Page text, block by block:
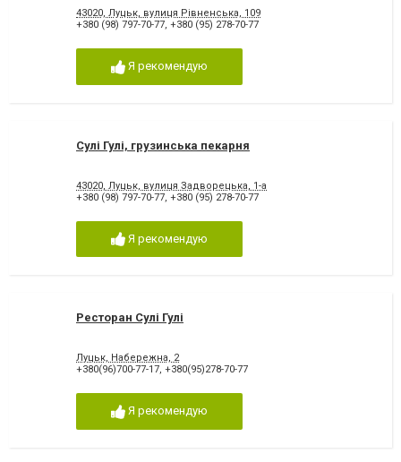
43020, Луцьк, вулиця Рівненська, 109
+380 (98) 797-70-77, +380 (95) 278-70-77
Я рекомендую
Сулі Гулі, грузинська пекарня
43020, Луцьк, вулиця Задворецька, 1-а
+380 (98) 797-70-77, +380 (95) 278-70-77
Я рекомендую
Ресторан Сулі Гулі
Луцьк, Набережна, 2
+380(96)700-77-17, +380(95)278-70-77
Я рекомендую